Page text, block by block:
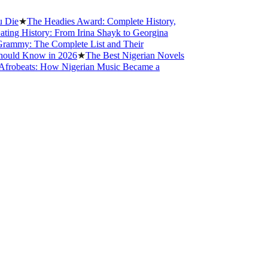
★The Headies Award: Complete History,
From Irina Shayk to Georgina
The Complete List and Their
Know in 2026★The Best Nigerian Novels
How Nigerian Music Became a